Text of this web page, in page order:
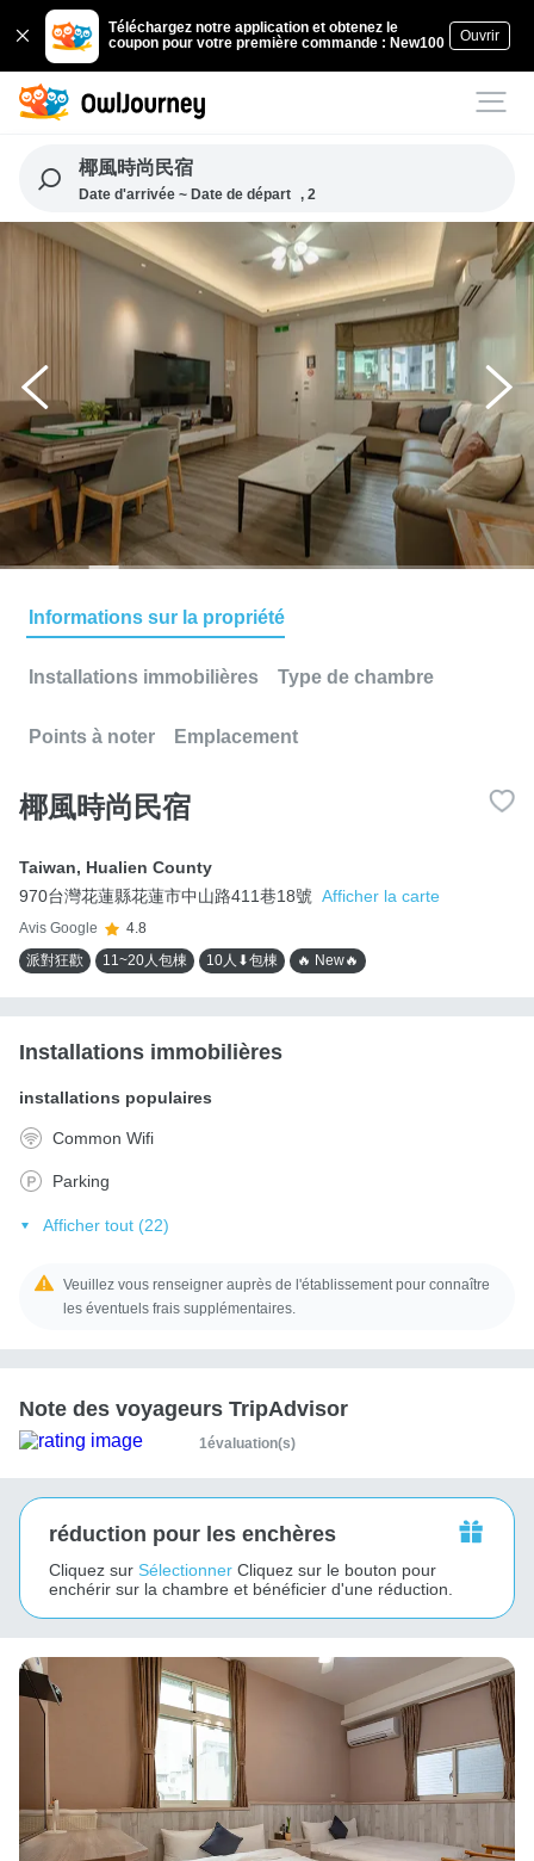
Téléchargez notre application et obtenez le
coupon pour votre première commande : New100
Ouvrir
椰風時尚民宿
Date d'arrivée ~ Date de départ , 2
Informations sur la propriété
Installations immobilières Type de chambre
Points à noter Emplacement
椰風時尚民宿
Taiwan, Hualien County
970台灣花蓮縣花蓮市中山路411巷18號 Afficher la carte
Avis Google
4.8
派對狂歡
11~20人包棟 10人⬇包棟 🔥 New🔥
Installations immobilières
installations populaires
Common Wifi
Parking
Afficher tout (22)
Veuillez vous renseigner auprès de l'établissement pour connaître
les éventuels frais supplémentaires.
Note des voyageurs TripAdvisor
1évaluation(s)
réduction pour les enchères
Cliquez sur Sélectionner Cliquez sur le bouton pour
enchérir sur la chambre et bénéficier d'une réduction.